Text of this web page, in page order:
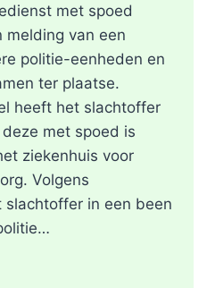
met spoed
melding van een
politie-eenheden en
ter plaatse.
heeft het slachtoffer
met spoed is
ziekenhuis voor
Volgens
slachtoffer in een been